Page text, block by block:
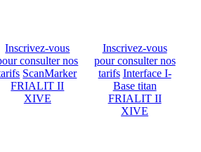
Inscrivez-vous
consulter nos
ScanMarker
FRIALIT II
XIVE
Inscrivez-vous
pour consulter nos
tarifs Interface I-
Base titan
FRIALIT II
XIVE